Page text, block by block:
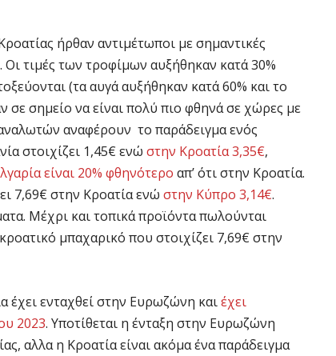
ήρθαν αντιμέτωποι με σημαντικές
τιμές των τροφίμων αυξήθηκαν κατά 30%
(τα αυγά αυξήθηκαν κατά 60% και το
σημείο να είναι πολύ πιο φθηνά σε χώρες με
αναφέρουν το παράδειγμα ενός
στοιχίζει 1,45€ ενώ στην Κροατία 3,35€,
είναι 20% φθηνότερο απ’ ότι στην Κροατία.
7,69€ στην Κροατία ενώ στην Κύπρο 3,14€.
Μέχρι και τοπικά προϊόντα πωλούνται
μπαχαρικό που στοιχίζει 7,69€ στην
έχει ενταχθεί στην Ευρωζώνη καιέχει
2023. Υποτίθεται η ένταξη στην Ευρωζώνη
αλλα η Κροατία είναι ακόμα ένα παράδειγμα